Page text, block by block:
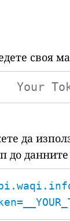
своя
да
до